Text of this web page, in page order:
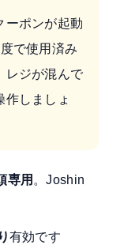
ーポンが起動
で使用済み
レジが混んで
作しましょ
専用 。Joshin
有効です